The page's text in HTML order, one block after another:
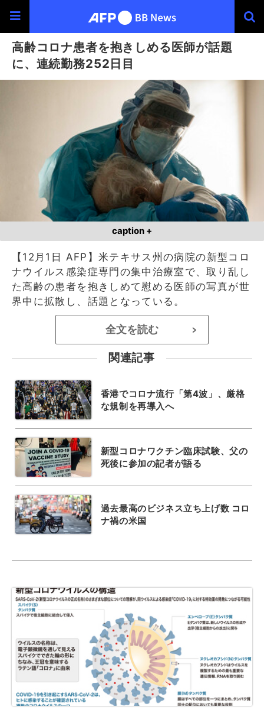
高齢コロナ患者を抱きしめる医師が話題
に、連続勤務252日目
caption +
【12月1日 AFP】米テキサス州の病院の新型コロ
ナウイルス感染症専門の集中治療室で、取り乱し
た高齢の患者を抱きしめて慰める医師の写真が世
界中に拡散し、話題となっている。
全文を読む >
関連記事
香港でコロナ流行「第4波」、厳格
な規制を再導入へ
新型コロナワクチン臨床試験、父の
死後に参加の記者が語る
過去最高のビジネス立ち上げ数 コロ
ナ禍の米国